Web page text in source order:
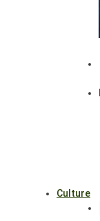
Culture